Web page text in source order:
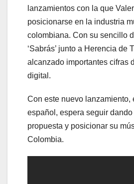
lanzamientos con la que
posicionarse en la industria
colombiana. Con su sencillo
‘Sabrás’ junto a Herencia de
alcanzado importantes cifras
digital.
Con este nuevo lanzamiento,
español, espera seguir
propuesta y posicionar su
Colombia.